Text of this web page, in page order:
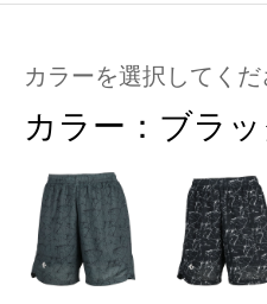
カラーを選択してくだ
カラー： ブラ